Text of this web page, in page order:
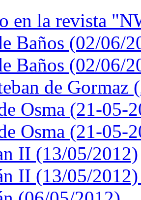
en la revista
Baños (02/06/
Baños (02/06/
de Gormaz
Osma (21-05-
Osma (21-05-
II (13/05/2012)
II (13/05/